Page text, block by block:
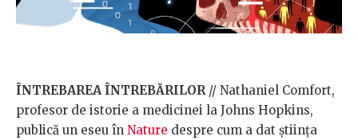
ÎNTREBAREA ÎNTREBĂRILOR // Nathaniel Comfort,
profesor de istorie a medicinei la Johns Hopkins,
publică un eseu în Nature despre cum a dat știința